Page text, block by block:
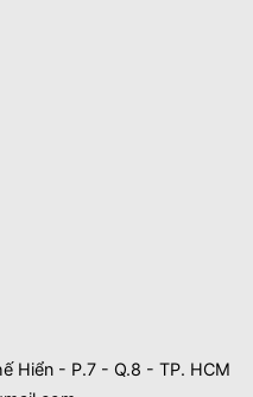
Hiển - P.7 - Q.8 - TP. HCM